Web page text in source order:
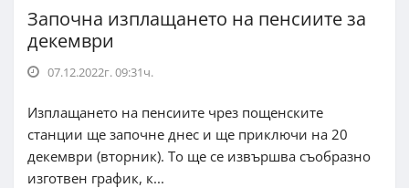
Започна изплащането на пенсиите за
декември
07.12.2022г. 09:31ч.
Изплащането на пенсиите чрез пощенските
станции ще започне днес и ще приключи на 20
декември (вторник). То ще се извършва съобразно
изготвен график, к...